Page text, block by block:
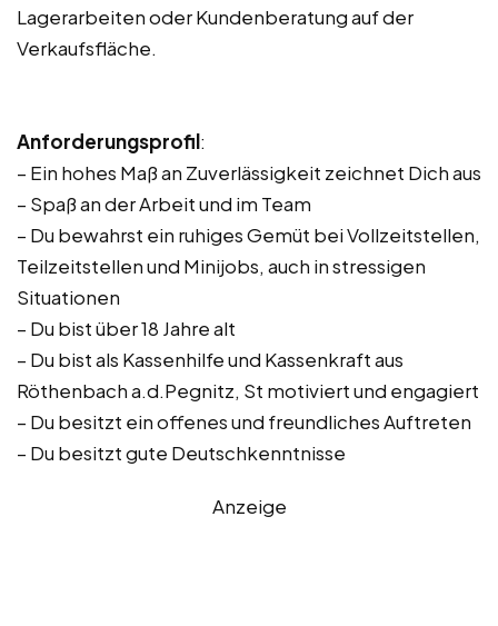
Lagerarbeiten oder Kundenberatung auf der
Verkaufsfläche.
Anforderungsprofil:
– Ein hohes Maß an Zuverlässigkeit zeichnet Dich aus
– Spaß an der Arbeit und im Team
– Du bewahrst ein ruhiges Gemüt bei Vollzeitstellen,
Teilzeitstellen und Minijobs, auch in stressigen
Situationen
– Du bist über 18 Jahre alt
– Du bist als Kassenhilfe und Kassenkraft aus
Röthenbach a.d.Pegnitz, St motiviert und engagiert
– Du besitzt ein offenes und freundliches Auftreten
– Du besitzt gute Deutschkenntnisse
Anzeige